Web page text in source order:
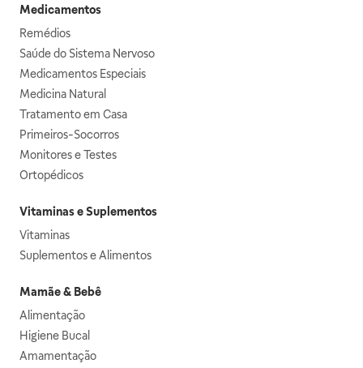
Medicamentos
Remédios
Saúde do Sistema Nervoso
Medicamentos Especiais
Medicina Natural
Tratamento em Casa
Primeiros-Socorros
Monitores e Testes
Ortopédicos
Vitaminas e Suplementos
Vitaminas
Suplementos e Alimentos
Mamãe & Bebê
Alimentação
Higiene Bucal
Amamentação